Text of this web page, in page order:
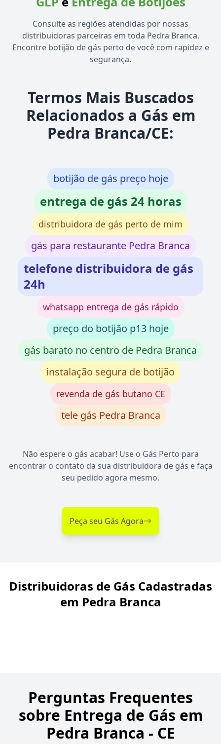
Consulte as regiões atendidas por nossas
distribuidoras parceiras em toda Pedra Branca.
Encontre botijão de gás perto de você com rapidez e
segurança.
Termos Mais Buscados
Relacionados a Gás em
Pedra Branca/CE:
botijão de gás preço hoje
entrega de gás 24 horas
distribuidora de gás perto de mim
gás para restaurante Pedra Branca
telefone distribuidora de gás
24h
whatsapp entrega de gás rápido
preço do botijão p13 hoje
gás barato no centro de Pedra Branca
instalação segura de botijão
revenda de gás butano CE
tele gás Pedra Branca
Não espere o gás acabar! Use o Gás Perto para
encontrar o contato da sua distribuidora de gás e faça
seu pedido agora mesmo.
Peça seu Gás Agora
Distribuidoras de Gás Cadastradas
em Pedra Branca
Perguntas Frequentes
sobre Entrega de Gás em
Pedra Branca - CE